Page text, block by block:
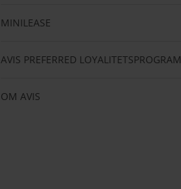
MINILEASE
AVIS PREFERRED LOYALITETSPROGRAM
OM AVIS